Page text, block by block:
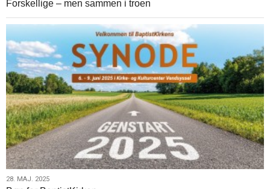
jun.
2025
Forskellige – men sammen i troen
28.
28. MAJ. 2025